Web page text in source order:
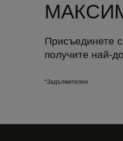
Присъединете
получите най-
*Задължително